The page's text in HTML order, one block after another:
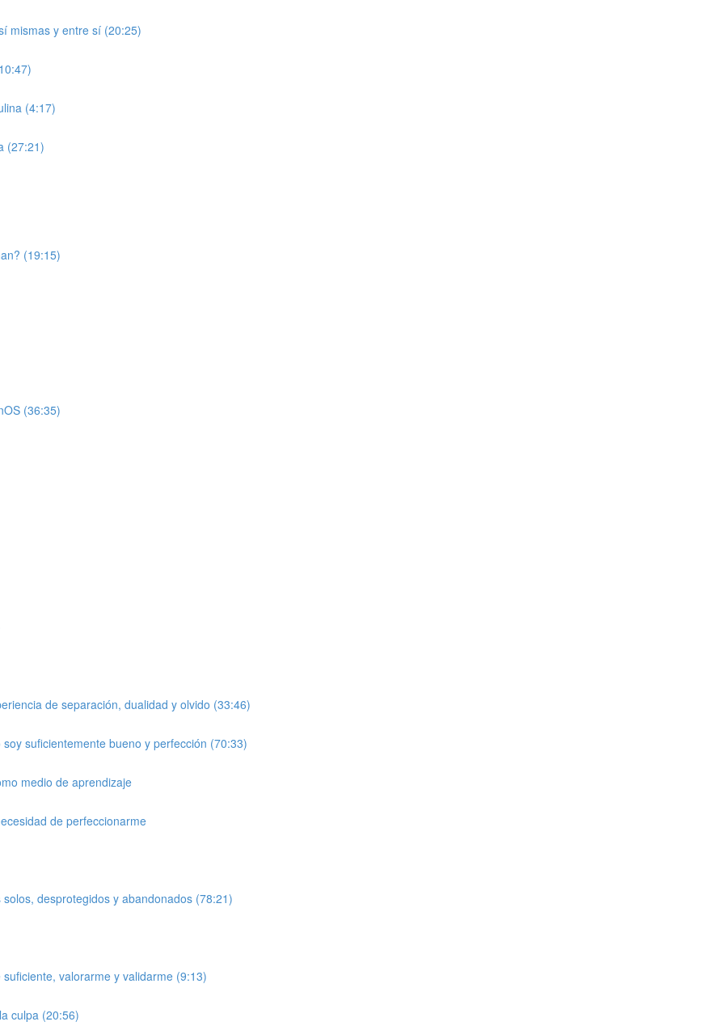
mismas y entre sí (20:25)
(4:17)
(27:21)
(19:15)
(36:35)
de separación, dualidad y olvido (33:46)
suficientemente bueno y perfección (70:33)
medio de aprendizaje
de perfeccionarme
desprotegidos y abandonados (78:21)
valorarme y validarme (9:13)
culpa (20:56)